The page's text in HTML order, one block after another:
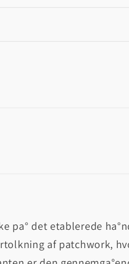
pa° det etablerede
af patchwork,